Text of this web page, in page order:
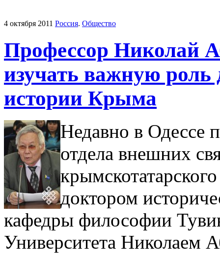
4 октября 2011 Россия. Общество
Профессор Николай
изучать важную роль
истории Крыма
Недавно в Одессе
отдела внешних
доктором
кафедры философии
Университета Николаем